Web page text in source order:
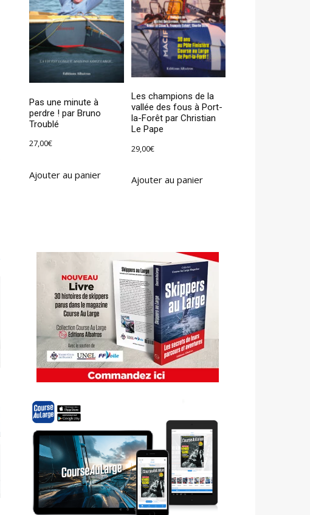
Pas une minute à
perdre ! par Bruno
Troublé
27,00€
Ajouter au panier
Les champions de la
vallée des fous à Port-
la-Forêt par Christian
Le Pape
29,00€
Ajouter au panier